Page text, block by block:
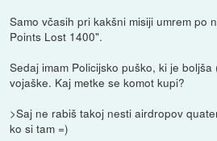
Samo včasih pri kakšni misiji umrem po
Points Lost 1400".
Sedaj imam Policijsko puško, ki je
vojaške. Kaj metke se komot kupi?
>Saj ne rabiš takoj nesti airdropov
ko si tam =)